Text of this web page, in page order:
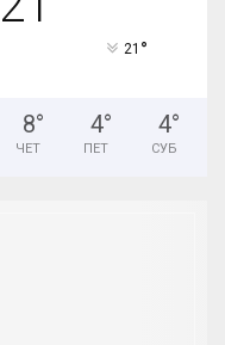
21 °
8°
ЧЕТ
4°
ПЕТ
4°
СУБ